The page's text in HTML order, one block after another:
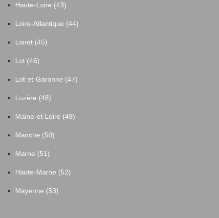
Haute-Loire (43)
Loire-Atlantique (44)
Loiret (45)
Lot (46)
Lot-et-Garonne (47)
Lozère (48)
Maine-et-Loire (49)
Manche (50)
Marne (51)
Haute-Marne (52)
Mayenne (53)